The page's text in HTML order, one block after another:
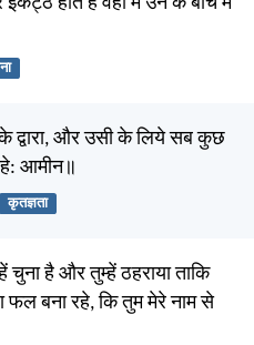
और उसी के लिये सब कुछ
आमीन॥
कृतज्ञता
चुना है और तुम्हें ठहराया ताकि
बना रहे, कि तुम मेरे नाम से